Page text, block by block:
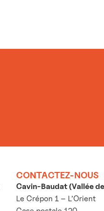
CONTACTEZ-NOUS
Cavin-Baudat (Vallée
Le Crépon 1 – L’Orient